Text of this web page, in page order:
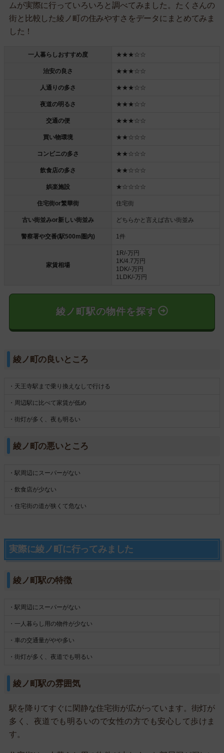
ムが実際に行っていろいろと調べてみました。たくさんの
街と比較した綾ノ町の住みやすさをデータにまとめてみま
した！
一人暮らしおすすめ度 ★★★☆☆
治安の良さ ★★★☆☆
人通りの多さ ★★★☆☆
夜道の明るさ ★★★☆☆
交通の便 ★★★☆☆
買い物環境 ★★☆☆☆
コンビニの多さ ★★☆☆☆
飲食店の多さ ★★☆☆☆
娯楽施設 ★☆☆☆☆
住宅街or繁華街 住宅街
古い街並みor新しい街並み どちらかと言えば古い街並み
警察署や交番(駅500m圏内) 1件
家賃相場
1R/-万円
1K/4.7万円
1DK/-万円
1LDK/-万円
綾ノ町駅の物件を探す
綾ノ町の良いところ
・天王寺駅まで乗り換えなしで行ける
・周辺駅に比べて家賃が低め
・街灯が多く、夜も明るい
綾ノ町の悪いところ
・駅周辺にスーパーがない
・飲食店が少ない
・住宅街の道が狭くて危ない
実際に綾ノ町に行ってみました
綾ノ町駅の特徴
・駅周辺にスーパーがない
・一人暮らし用の物件が少ない
・車の交通量がやや多い
・街灯が多く、夜道でも明るい
綾ノ町駅の雰囲気
駅を降りてすぐに閑静な住宅街が広がっています。街灯が
多く、夜道でも明るいので女性の方でも安心して歩けま
す。